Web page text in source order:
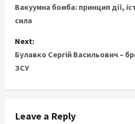
o
t
n
a
v
Вакуумна бомба: принцип дії,
сила
Next:
Булавко Сергій Васильович –
ЗСУ
Leave a Reply